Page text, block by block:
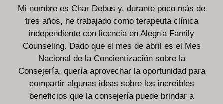
Mi nombre es Char Debus y, durante poco más de
tres años, he trabajado como terapeuta clínica
independiente con licencia en Alegría Family
Counseling. Dado que el mes de abril es el Mes
Nacional de la Concientización sobre la
Consejería, quería aprovechar la oportunidad para
compartir algunas ideas sobre los increíbles
beneficios que la consejería puede brindar a